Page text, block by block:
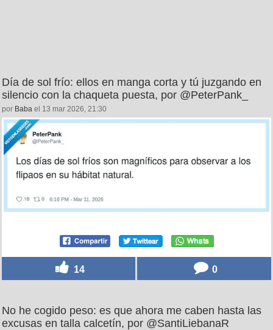
Día de sol frío: ellos en manga corta y tú juzgando en
silencio con la chaqueta puesta, por @PeterPank_
por Baba el 13 mar 2026, 21:30
14 0
No he cogido peso: es que ahora me caben hasta las
excusas en talla calcetín, por @SantiLiebanaR